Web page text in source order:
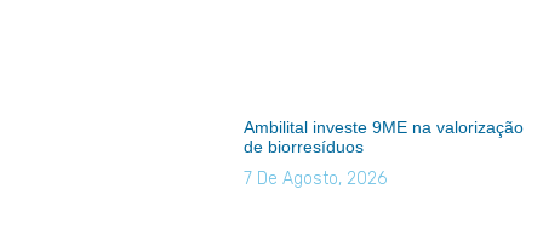
Ambilital investe 9ME na valorização
de biorresíduos
7 De Agosto, 2026